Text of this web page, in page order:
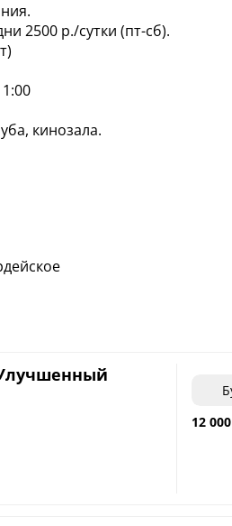
2500 р./сутки (пт-сб).
кинозала.
сутки проживания за
12 000